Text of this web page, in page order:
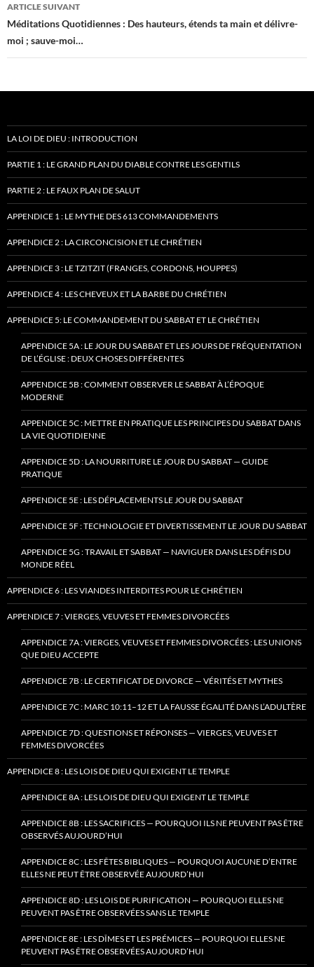
ARTICLE SUIVANT
Méditations Quotidiennes : Des hauteurs, étends ta main et délivre-
moi ; sauve-moi…
LA LOI DE DIEU : INTRODUCTION
PARTIE 1 : LE GRAND PLAN DU DIABLE CONTRE LES GENTILS
PARTIE 2 : LE FAUX PLAN DE SALUT
APPENDICE 1 : LE MYTHE DES 613 COMMANDEMENTS
APPENDICE 2 : LA CIRCONCISION ET LE CHRÉTIEN
APPENDICE 3 : LE TZITZIT (FRANGES, CORDONS, HOUPPES)
APPENDICE 4 : LES CHEVEUX ET LA BARBE DU CHRÉTIEN
APPENDICE 5: LE COMMANDEMENT DU SABBAT ET LE CHRÉTIEN
APPENDICE 5A : LE JOUR DU SABBAT ET LES JOURS DE FRÉQUENTATION
DE L’ÉGLISE : DEUX CHOSES DIFFÉRENTES
APPENDICE 5B : COMMENT OBSERVER LE SABBAT À L’ÉPOQUE
MODERNE
APPENDICE 5C : METTRE EN PRATIQUE LES PRINCIPES DU SABBAT DANS
LA VIE QUOTIDIENNE
APPENDICE 5D : LA NOURRITURE LE JOUR DU SABBAT — GUIDE
PRATIQUE
APPENDICE 5E : LES DÉPLACEMENTS LE JOUR DU SABBAT
APPENDICE 5F : TECHNOLOGIE ET DIVERTISSEMENT LE JOUR DU SABBAT
APPENDICE 5G : TRAVAIL ET SABBAT — NAVIGUER DANS LES DÉFIS DU
MONDE RÉEL
APPENDICE 6 : LES VIANDES INTERDITES POUR LE CHRÉTIEN
APPENDICE 7 : VIERGES, VEUVES ET FEMMES DIVORCÉES
APPENDICE 7A : VIERGES, VEUVES ET FEMMES DIVORCÉES : LES UNIONS
QUE DIEU ACCEPTE
APPENDICE 7B : LE CERTIFICAT DE DIVORCE — VÉRITÉS ET MYTHES
APPENDICE 7C : MARC 10:11–12 ET LA FAUSSE ÉGALITÉ DANS L’ADULTÈRE
APPENDICE 7D : QUESTIONS ET RÉPONSES — VIERGES, VEUVES ET
FEMMES DIVORCÉES
APPENDICE 8 : LES LOIS DE DIEU QUI EXIGENT LE TEMPLE
APPENDICE 8A : LES LOIS DE DIEU QUI EXIGENT LE TEMPLE
APPENDICE 8B : LES SACRIFICES — POURQUOI ILS NE PEUVENT PAS ÊTRE
OBSERVÉS AUJOURD’HUI
APPENDICE 8C : LES FÊTES BIBLIQUES — POURQUOI AUCUNE D’ENTRE
ELLES NE PEUT ÊTRE OBSERVÉE AUJOURD’HUI
APPENDICE 8D : LES LOIS DE PURIFICATION — POURQUOI ELLES NE
PEUVENT PAS ÊTRE OBSERVÉES SANS LE TEMPLE
APPENDICE 8E : LES DÎMES ET LES PRÉMICES — POURQUOI ELLES NE
PEUVENT PAS ÊTRE OBSERVÉES AUJOURD’HUI